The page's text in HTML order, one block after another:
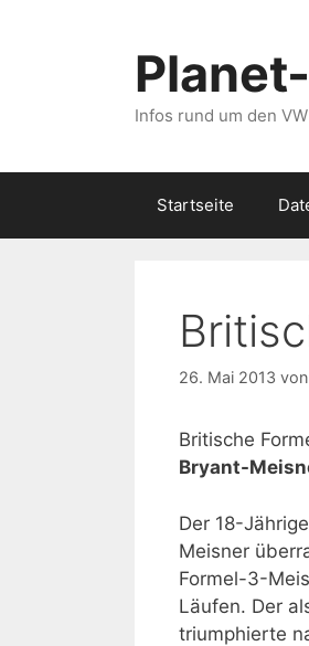
Infos rund um den
Startseite
26. Mai 2013 von
Britische
Bryant-
Der 18-
Meisner
Formel-3-
Läufen. Der
triumphierte